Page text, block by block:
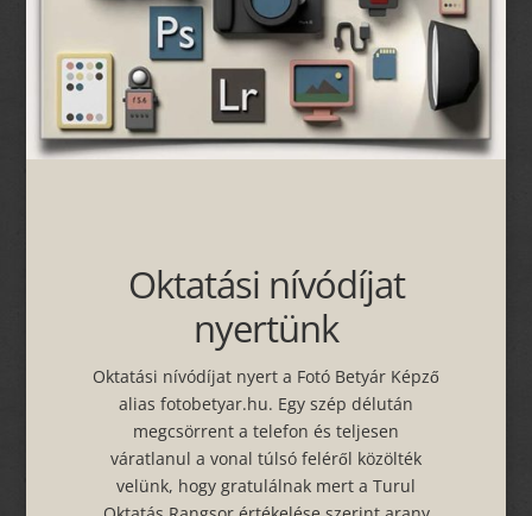
Oktatási nívódíjat
nyertünk
Oktatási nívódíjat nyert a Fotó Betyár Képző
alias fotobetyar.hu. Egy szép délután
megcsörrent a telefon és teljesen
váratlanul a vonal túlsó feléről közölték
velünk, hogy gratulálnak mert a Turul